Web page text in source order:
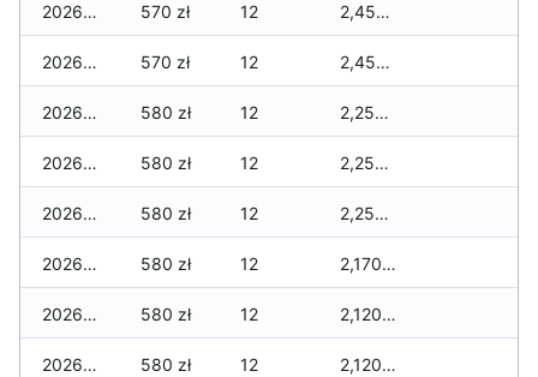
2026-05-16 570 zł 12 2,450 zł
2026-05-15 570 zł 12 2,450 zł
2026-05-14 580 zł 12 2,250 zł
2026-05-13 580 zł 12 2,250 zł
2026-05-12 580 zł 12 2,250 zł
2026-05-09 580 zł 12 2,170 zł
2026-05-08 580 zł 12 2,120 zł
2026-05-07 580 zł 12 2,120 zł